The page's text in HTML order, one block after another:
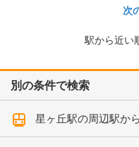
次
駅から近い
別の条件で検索
星ヶ丘駅の周辺駅か